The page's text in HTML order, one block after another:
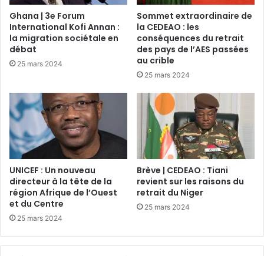
Ghana | 3e Forum
International Kofi Annan :
la migration sociétale en
débat
25 mars 2024
Sommet extraordinaire de
la CEDEAO : les
conséquences du retrait
des pays de l’AES passées
au crible
25 mars 2024
UNICEF : Un nouveau
directeur à la tête de la
région Afrique de l’Ouest
et du Centre
25 mars 2024
Brève | CEDEAO : Tiani
revient sur les raisons du
retrait du Niger
25 mars 2024